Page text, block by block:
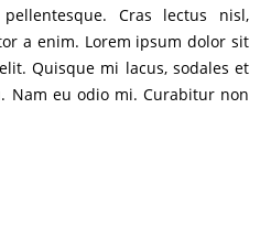
Cras lectus nisl,
a enim. Lorem ipsum dolor sit
Quisque mi lacus, sodales et
Nam eu odio mi. Curabitur non